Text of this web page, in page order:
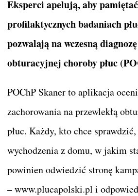
Eksperci apelują, aby
profilaktycznych badaniach
pozwalają na wczesną
obturacyjnej choroby płuc
POChP Skaner to aplikacja
zachorowania na przewlekłą
płuc. Każdy, kto chce
wychodzenia z domu, w jakim
powinien odwiedzić stronę
– www.plucapolski.pl i